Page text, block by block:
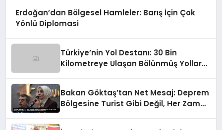
Erdoğan’dan Bölgesel Hamleler: Barış İçin Çok
Yönlü Diplomasi
Türkiye’nin Yol Destanı: 30 Bin
Kilometreye Ulaşan Bölünmüş Yollar
Bakan Göktaş’tan Net Mesaj: Deprem
Bölgesine Turist Gibi Değil, Her Zaman